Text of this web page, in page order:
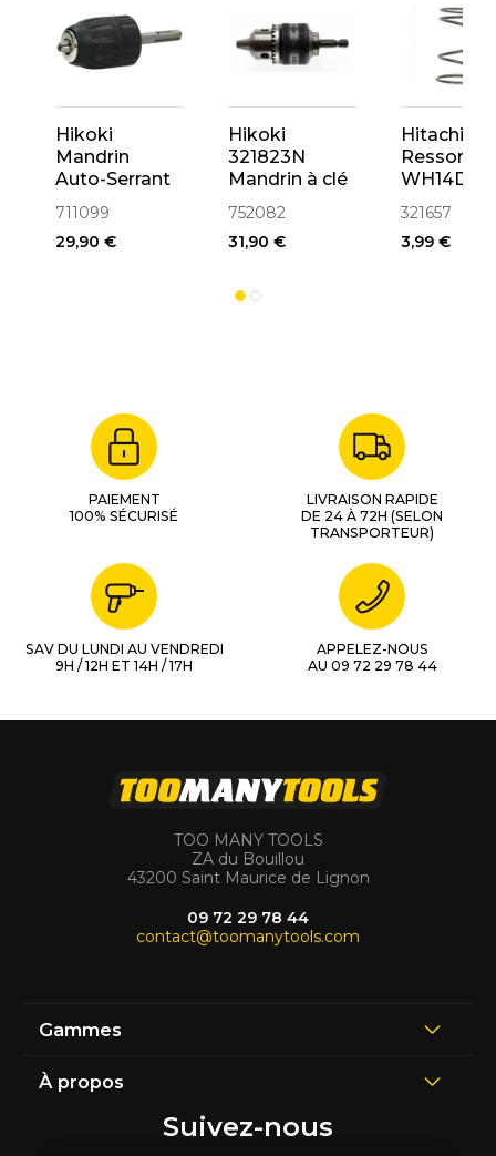
Hikoki
Mandrin
Auto-Serrant
avec
Adaptateur
SDS-PLUS
711099
29,90 €
Hikoki
321823N
Mandrin à clé
ø10mm pour
Visseuse
(752082)
752082
31,90 €
Hitachi
Ressort
WH14DL,
WH18DL
321657
3,99 €
PAIEMENT
100% SÉCURISÉ
LIVRAISON RAPIDE
DE 24 À 72H (SELON
TRANSPORTEUR)
SAV DU LUNDI AU VENDREDI
9H / 12H ET 14H / 17H
APPELEZ-NOUS
AU 09 72 29 78 44
TOO MANY TOOLS
ZA du Bouillou
43200 Saint Maurice de Lignon
09 72 29 78 44
contact@toomanytools.com
Gammes
À propos
Suivez-nous